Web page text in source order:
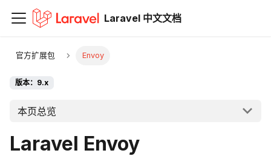
Laravel 中文文档
官方扩展包 Envoy
版本：9.x
本页总览
Laravel Envoy